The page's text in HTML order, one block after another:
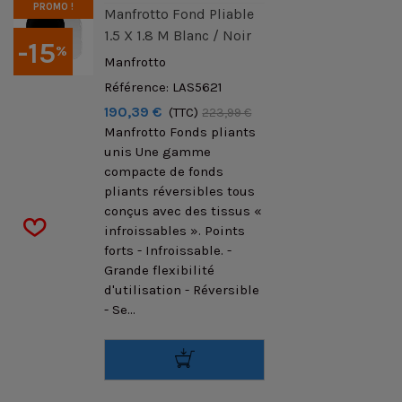
-15%
PROMO !
Manfrotto Fond Pliable
1.5 X 1.8 M Blanc / Noir
Manfrotto
Référence: LAS5621
190,39 € (TTC) 223,99 €
Manfrotto Fonds pliants
unis Une gamme
compacte de fonds
pliants réversibles tous
conçus avec des tissus «
infroissables ». Points
forts - Infroissable. -
Grande flexibilité
d'utilisation - Réversible
- Se...